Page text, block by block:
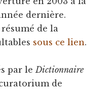
dernière.
de la
sous ce lien.
par le Dictionnaire
de